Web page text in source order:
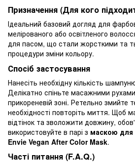
Призначення (Для кого
Ідеальний базовий догляд для
мелірованого або освітленого
для пасом, що стали жорсткими та
процедури зміни кольору.
Спосіб застосування
Нанесіть необхідну кількість
Делікатно спіньте масажними
прикореневій зоні. Ретельно змийте
необхідності повторіть миття. Щоб
відтінок та зволожити довжину,
використовуйте в парі з маскою для
Envie Vegan After Color Mask.
Часті питання (F.A.Q.)